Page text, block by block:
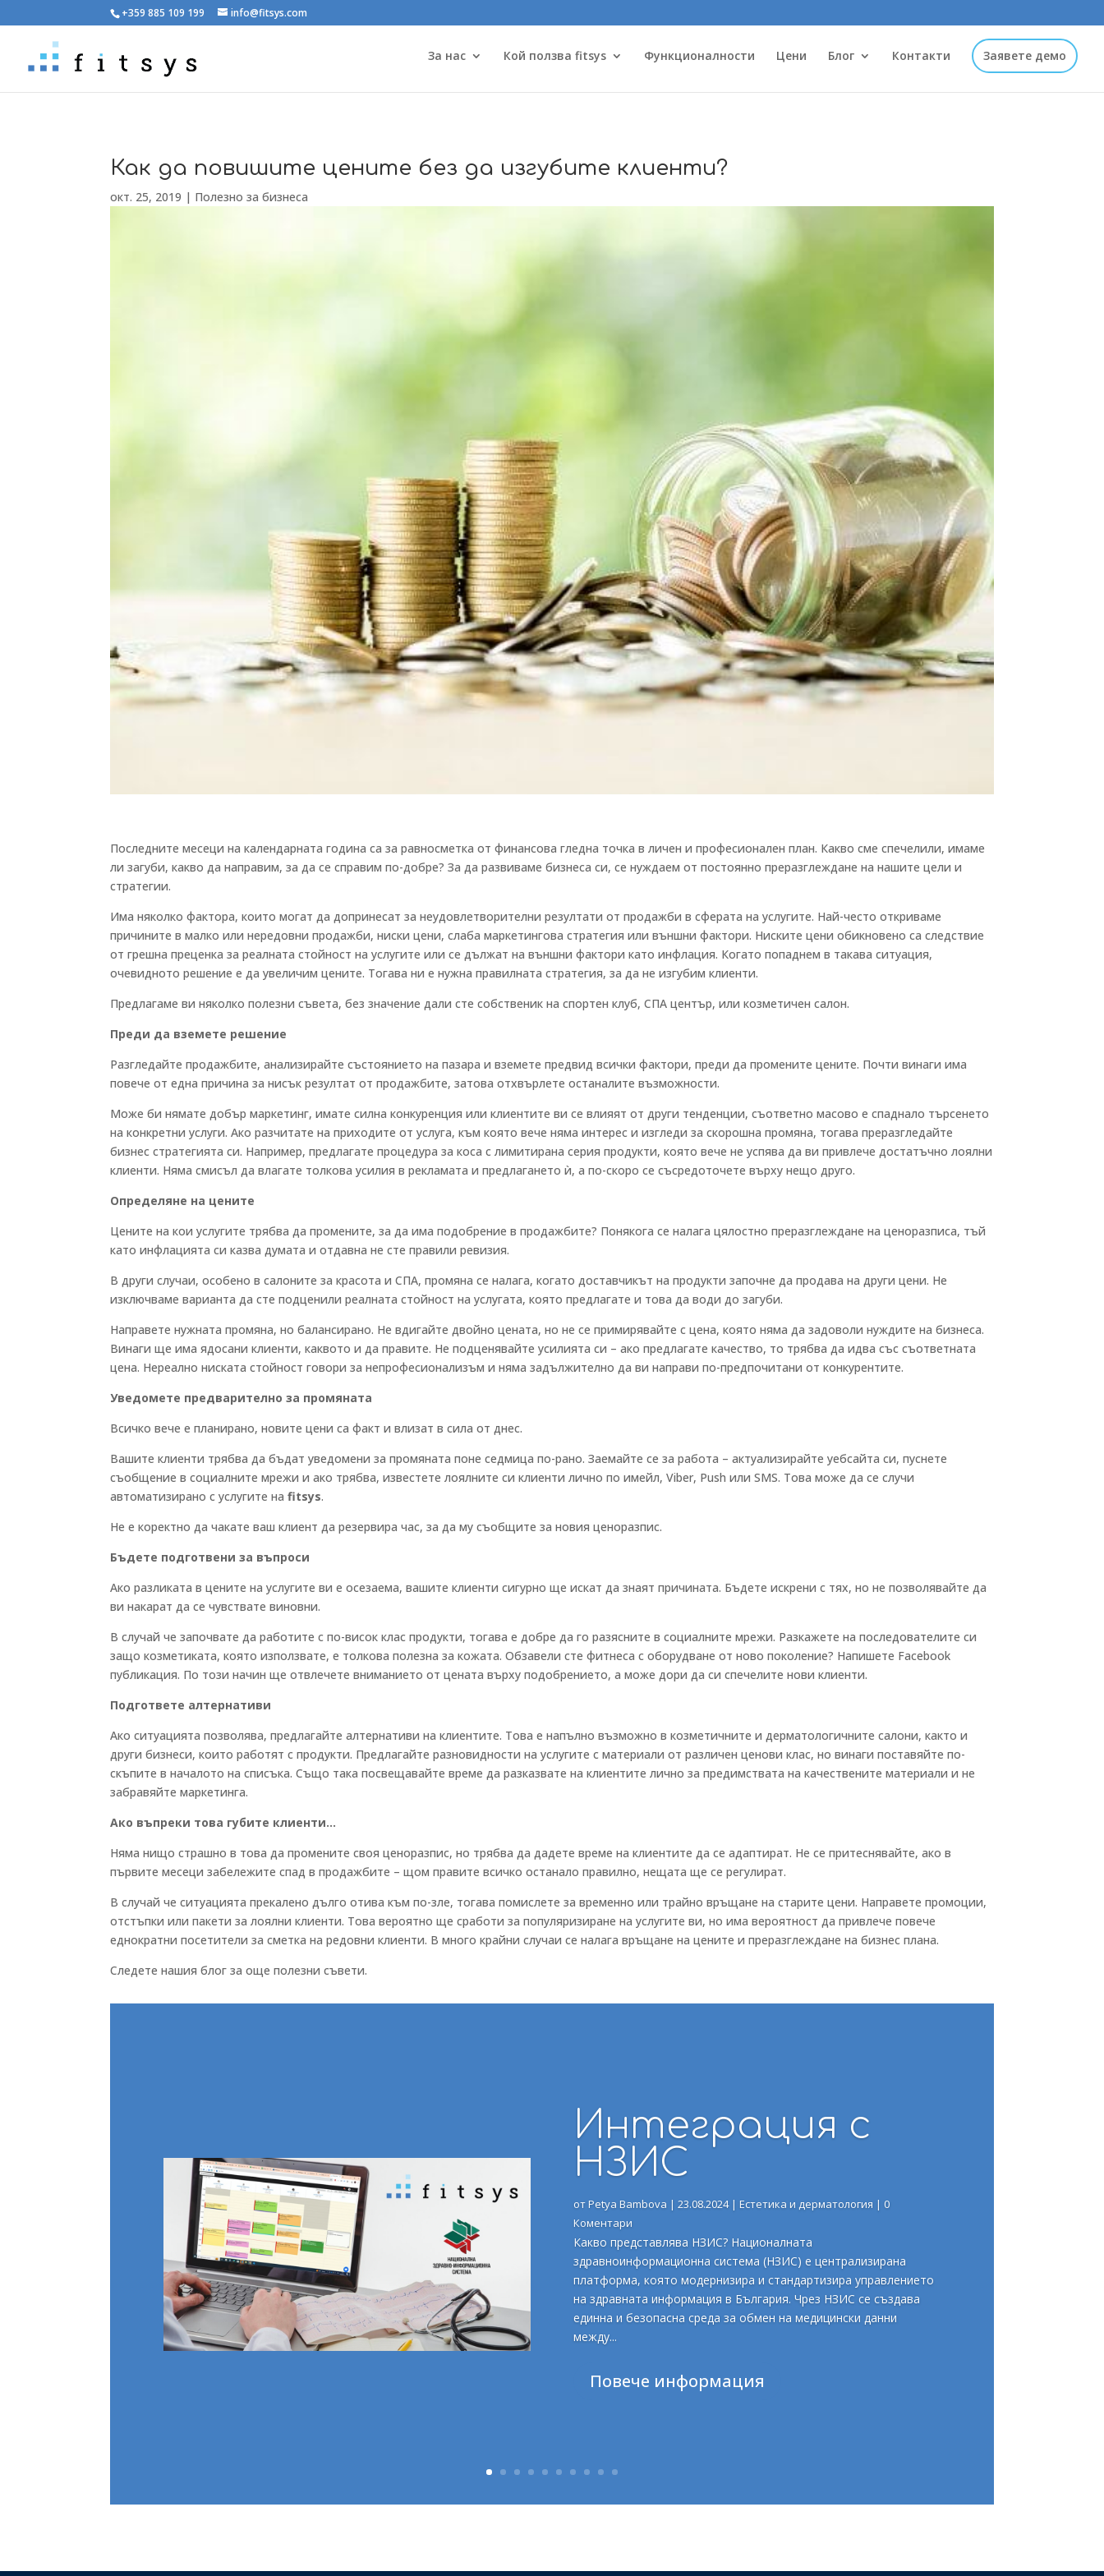
+359 885 109 199 info@fitsys.com
За нас Кой ползва fitsys Функционалности Цени Блог Контакти Заявете демо
Как да повишите цените без да изгубите клиенти?
окт. 25, 2019 | Полезно за бизнеса
Последните месеци на календарната година са за равносметка от финансова гледна точка в личен и професионален план. Какво сме спечелили, имаме
ли загуби, какво да направим, за да се справим по-добре? За да развиваме бизнеса си, се нуждаем от постоянно преразглеждане на нашите цели и
стратегии.
Има няколко фактора, които могат да допринесат за неудовлетворителни резултати от продажби в сферата на услугите. Най-често откриваме
причините в малко или нередовни продажби, ниски цени, слаба маркетингова стратегия или външни фактори. Ниските цени обикновено са следствие
от грешна преценка за реалната стойност на услугите или се дължат на външни фактори като инфлация. Когато попаднем в такава ситуация,
очевидното решение е да увеличим цените. Тогава ни е нужна правилната стратегия, за да не изгубим клиенти.
Предлагаме ви няколко полезни съвета, без значение дали сте собственик на спортен клуб, СПА център, или козметичен салон.
Преди да вземете решение
Разгледайте продажбите, анализирайте състоянието на пазара и вземете предвид всички фактори, преди да промените цените. Почти винаги има
повече от една причина за нисък резултат от продажбите, затова отхвърлете останалите възможности.
Може би нямате добър маркетинг, имате силна конкуренция или клиентите ви се влияят от други тенденции, съответно масово е спаднало търсенето
на конкретни услуги. Ако разчитате на приходите от услуга, към която вече няма интерес и изгледи за скорошна промяна, тогава преразгледайте
бизнес стратегията си. Например, предлагате процедура за коса с лимитирана серия продукти, която вече не успява да ви привлече достатъчно лоялни
клиенти. Няма смисъл да влагате толкова усилия в рекламата и предлагането ѝ, а по-скоро се съсредоточете върху нещо друго.
Определяне на цените
Цените на кои услугите трябва да промените, за да има подобрение в продажбите? Понякога се налага цялостно преразглеждане на ценоразписа, тъй
като инфлацията си казва думата и отдавна не сте правили ревизия.
В други случаи, особено в салоните за красота и СПА, промяна се налага, когато доставчикът на продукти започне да продава на други цени. Не
изключваме варианта да сте подценили реалната стойност на услугата, която предлагате и това да води до загуби.
Направете нужната промяна, но балансирано. Не вдигайте двойно цената, но не се примирявайте с цена, която няма да задоволи нуждите на бизнеса.
Винаги ще има ядосани клиенти, каквото и да правите. Не подценявайте усилията си – ако предлагате качество, то трябва да идва със съответната
цена. Нереално ниската стойност говори за непрофесионализъм и няма задължително да ви направи по-предпочитани от конкурентите.
Уведомете предварително за промяната
Всичко вече е планирано, новите цени са факт и влизат в сила от днес.
Вашите клиенти трябва да бъдат уведомени за промяната поне седмица по-рано. Заемайте се за работа – актуализирайте уебсайта си, пуснете
съобщение в социалните мрежи и ако трябва, известете лоялните си клиенти лично по имейл, Viber, Push или SMS. Това може да се случи
автоматизирано с услугите наfitsys.
Не е коректно да чакате ваш клиент да резервира час, за да му съобщите за новия ценоразпис.
Бъдете подготвени за въпроси
Ако разликата в цените на услугите ви е осезаема, вашите клиенти сигурно ще искат да знаят причината. Бъдете искрени с тях, но не позволявайте да
ви накарат да се чувствате виновни.
В случай че започвате да работите с по-висок клас продукти, тогава е добре да го разясните в социалните мрежи. Разкажете на последователите си
защо козметиката, която използвате, е толкова полезна за кожата. Обзавели сте фитнеса с оборудване от ново поколение? Напишете Facebook
публикация. По този начин ще отвлечете вниманието от цената върху подобрението, а може дори да си спечелите нови клиенти.
Подгответе алтернативи
Ако ситуацията позволява, предлагайте алтернативи на клиентите. Това е напълно възможно в козметичните и дерматологичните салони, както и
други бизнеси, които работят с продукти. Предлагайте разновидности на услугите с материали от различен ценови клас, но винаги поставяйте по-
скъпите в началото на списъка. Също така посвещавайте време да разказвате на клиентите лично за предимствата на качествените материали и не
забравяйте маркетинга.
Ако въпреки това губите клиенти…
Няма нищо страшно в това да промените своя ценоразпис, но трябва да дадете време на клиентите да се адаптират. Не се притеснявайте, ако в
първите месеци забележите спад в продажбите – щом правите всичко останало правилно, нещата ще се регулират.
В случай че ситуацията прекалено дълго отива към по-зле, тогава помислете за временно или трайно връщане на старите цени. Направете промоции,
отстъпки или пакети за лоялни клиенти. Това вероятно ще сработи за популяризиране на услугите ви, но има вероятност да привлече повече
еднократни посетители за сметка на редовни клиенти. В много крайни случаи се налага връщане на цените и преразглеждане на бизнес плана.
Следете нашия блог за още полезни съвети.
Интеграция с
НЗИС
отPetya Bambova |23.08.2024|Естетика и дерматология | 0
Коментари
Какво представлява НЗИС? Националната
здравноинформационна система (НЗИС) е централизирана
платформа, която модернизира и стандартизира управлението
на здравната информация в България. Чрез НЗИС се създава
единна и безопасна среда за обмен на медицински данни
между...
Повече информация